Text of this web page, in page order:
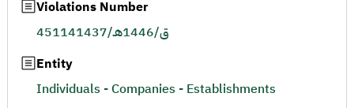
Violations Number
451141437/ق/1446هـ
Entity
Individuals - Companies - Establishments